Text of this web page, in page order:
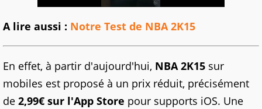
A lire aussi : Notre Test de NBA 2K15
En effet, à partir d'aujourd'hui, NBA 2K15 sur
mobiles est proposé à un prix réduit, précisément
de 2,99€ sur l'App Store pour supports iOS. Une